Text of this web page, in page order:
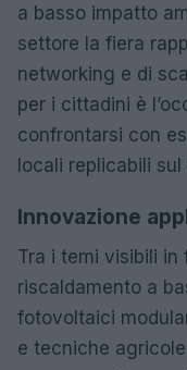
a basso impatto
settore la fiera
networking e di
per i cittadini è
confrontarsi con
locali replicabili sul
Innovazione
Tra i temi visibili in
riscaldamento a
fotovoltaici
e tecniche